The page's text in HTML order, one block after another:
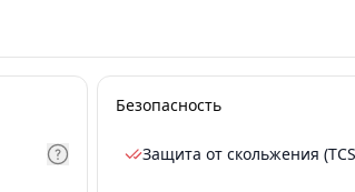
Безопасность
Защита от скольжения